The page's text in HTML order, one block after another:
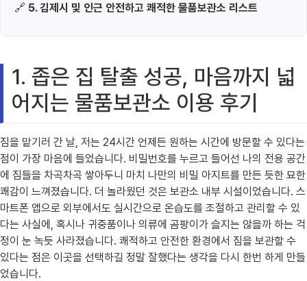
🔗 5. 김제시 및 인근 안전하고 쾌적한 물품보관소 리스트
1. 좁은 집 탈출 성공, 마음까지 넓
어지는 물품보관소 이용 후기
짐을 맡기러 간 날, 저는 24시간 언제든 원하는 시간에 방문할 수 있다는
점이 가장 마음에 들었습니다. 비밀번호를 누르고 들어선 나의 전용 공간
에 짐들을 차곡차곡 쌓아두니 마치 나만의 비밀 아지트를 만든 듯한 묘한
쾌감이 느껴졌습니다. 더 놀라웠던 것은 보관소 내부 시설이었습니다. 스
마트폰 앱으로 외부에서도 실시간으로 온습도를 조절하고 관리할 수 있
다는 사실에, 혹시나 귀중품이나 의류에 곰팡이가 슬지는 않을까 하는 걱
정이 눈 녹듯 사라졌습니다. 쾌적하고 안전한 환경에서 짐을 보관할 수
있다는 점은 이곳을 선택하길 정말 잘했다는 생각을 다시 한번 하게 만들
었습니다.